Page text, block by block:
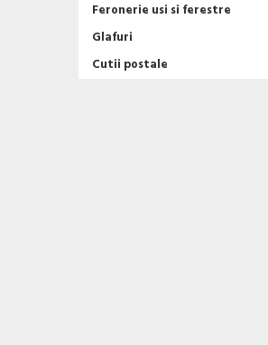
Feronerie usi si ferestre
Glafuri
Cutii postale